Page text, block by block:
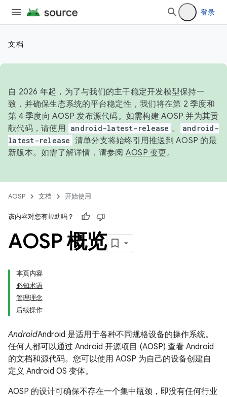
登录
文档
自 2026 年起，为了与我们的主干稳定开发模型保持一
致，并确保生态系统的平台稳定性，我们将在第 2 季度和
第 4 季度向 AOSP 发布源代码。如需构建 AOSP 并为其贡
献代码，请使用 android-latest-release 。
android-
latest-release 清单分支将始终引用推送到 AOSP 的最
新版本。如需了解详情，请参阅 AOSP 变更。
AOSP 文档 开始使用
该内容对您有帮助吗？
AOSP 概览
本页内容
必知术语
管理理念
后续操作
AndroidAndroid 是适用于各种不同规格设备的操作系统。
任何人都可以通过 Android 开源项目 (AOSP) 查看 Android
的文档和源代码。您可以使用 AOSP 为自己的设备创建自
定义 Android OS 变体。
AOSP 的设计可确保不存在一个集中瓶颈，即没有任何行业